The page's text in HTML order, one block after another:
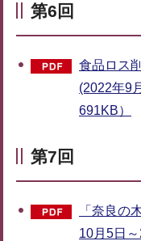
第6回
食品ロス
(2022年9
691KB）
第7回
「奈良の
10月5日